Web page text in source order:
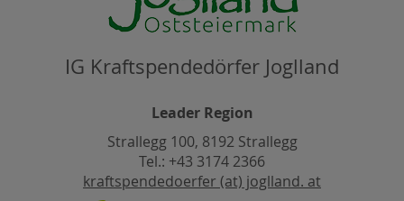
IG Kraftspendedörfer Joglland
Leader Region
Strallegg 100, 8192 Strallegg
Tel.: +43 3174 2366
kraftspendedoerfer (at) joglland. at